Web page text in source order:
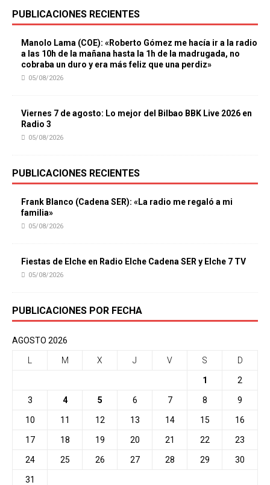
PUBLICACIONES RECIENTES
Manolo Lama (COE): «Roberto Gómez me hacía ir a la radio
a las 10h de la mañana hasta la 1h de la madrugada, no
cobraba un duro y era más feliz que una perdiz»
05/08/2026
Viernes 7 de agosto: Lo mejor del Bilbao BBK Live 2026 en
Radio 3
05/08/2026
PUBLICACIONES RECIENTES
Frank Blanco (Cadena SER): «La radio me regaló a mi
familia»
05/08/2026
Fiestas de Elche en Radio Elche Cadena SER y Elche 7 TV
05/08/2026
PUBLICACIONES POR FECHA
AGOSTO 2026
M X J V S D
1 2
3 4 5 6 7 8 9
10 11 12 13 14 15 16
17 18 19 20 21 22 23
24 25 26 27 28 29 30
31